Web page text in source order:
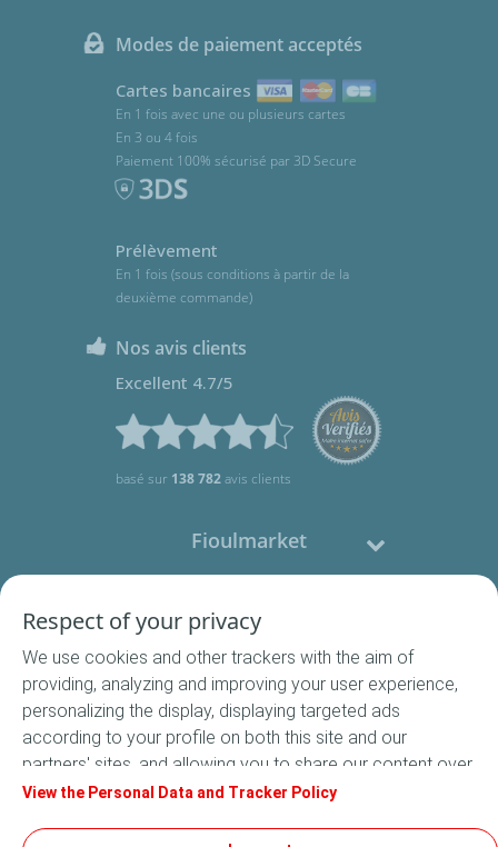
Modes de paiement acceptés
Cartes bancaires
En 1 fois avec une ou plusieurs cartes
En 3 ou 4 fois
Paiement 100% sécurisé par 3D Secure
Prélèvement
En 1 fois (sous conditions à partir de la
deuxième commande)
Nos avis clients
Excellent 4.7/5
basé sur 138 782avis clients
Fioulmarket
Nous contacter
Suivez-nous
Respect of your privacy
We use cookies and other trackers with the aim of
providing, analyzing and improving your user experience,
personalizing the display, displaying targeted ads
according to your profile on both this site and our
partners' sites, and allowing you to share our content over
social media. In accordance with French legislation,
View the Personal Data and Tracker Policy